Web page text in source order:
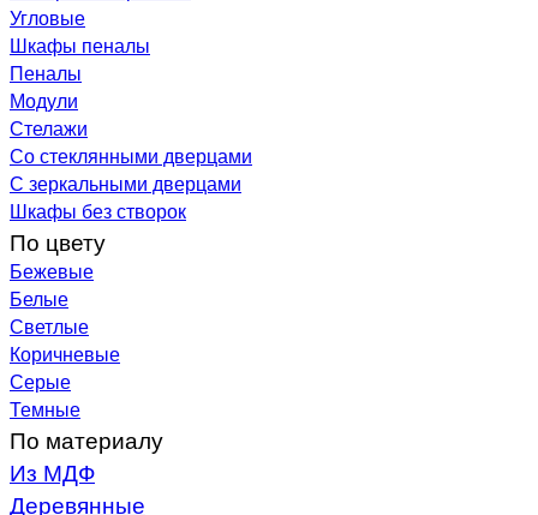
Угловые
Шкафы пеналы
Пеналы
Модули
Стелажи
Со стеклянными дверцами
С зеркальными дверцами
Шкафы без створок
По цвету
Бежевые
Белые
Светлые
Коричневые
Серые
Темные
По материалу
Из МДФ
Деревянные